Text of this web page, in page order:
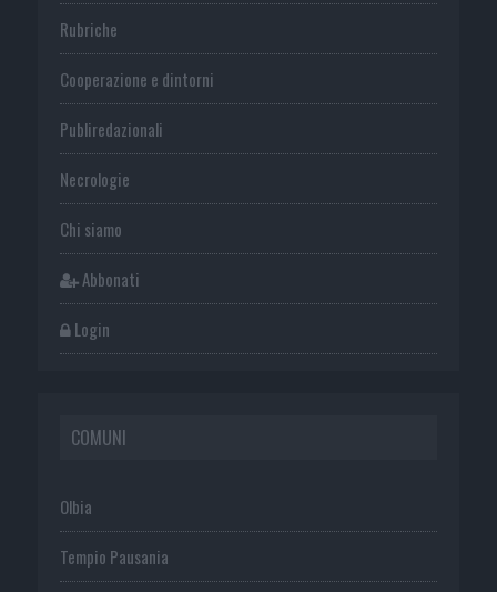
Rubriche
Cooperazione e dintorni
Publiredazionali
Necrologie
Chi siamo
Abbonati
Login
COMUNI
Olbia
Tempio Pausania